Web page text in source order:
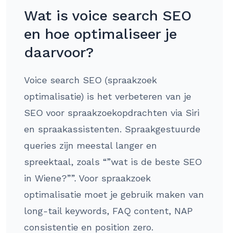
Wat is voice search SEO
en hoe optimaliseer je
daarvoor?
Voice search SEO (spraakzoek
optimalisatie) is het verbeteren van je
SEO voor spraakzoekopdrachten via Siri
en spraakassistenten. Spraakgestuurde
queries zijn meestal langer en
spreektaal, zoals “”wat is de beste SEO
in Wiene?””. Voor spraakzoek
optimalisatie moet je gebruik maken van
long-tail keywords, FAQ content, NAP
consistentie en position zero.